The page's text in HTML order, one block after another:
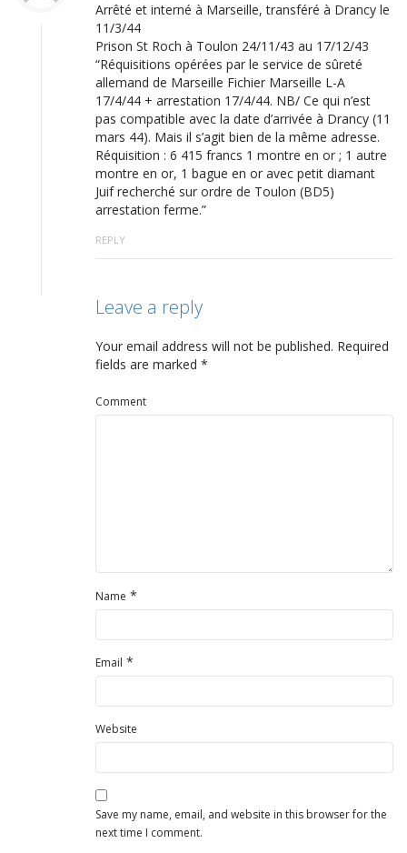
Arrêté et interné à Marseille, transféré à Drancy le
11/3/44
Prison St Roch à Toulon 24/11/43 au 17/12/43
“Réquisitions opérées par le service de sûreté
allemand de Marseille Fichier Marseille L-A
17/4/44 + arrestation 17/4/44. NB/ Ce qui n’est
pas compatible avec la date d’arrivée à Drancy (11
mars 44). Mais il s’agit bien de la même adresse.
Réquisition : 6 415 francs 1 montre en or ; 1 autre
montre en or, 1 bague en or avec petit diamant
Juif recherché sur ordre de Toulon (BD5)
arrestation ferme.”
REPLY
Leave a reply
Your email address will not be published. Required
fields are marked *
Comment
Name *
Email *
Website
Save my name, email, and website in this browser for the
next time I comment.